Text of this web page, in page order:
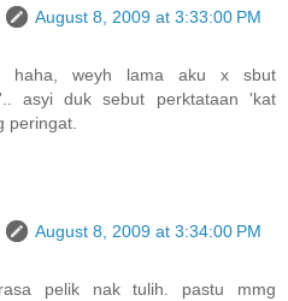
August 8, 2009 at 3:33:00 PM
haha, weyh lama aku x sbut
asyi duk sebut perktataan 'kat
peringat.
August 8, 2009 at 3:34:00 PM
pelik nak tulih. pastu mmg